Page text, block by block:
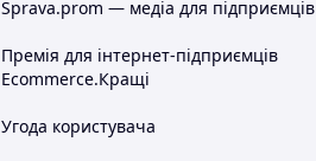
Sprava.prom — медіа для підприємців
Премія для інтернет-підприємців
Ecommerce.Кращі
Угода користувача